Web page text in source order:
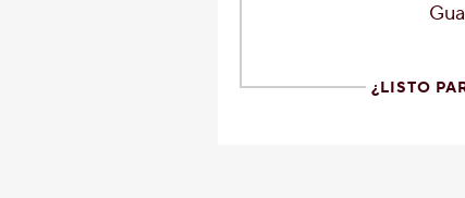
¿LISTO